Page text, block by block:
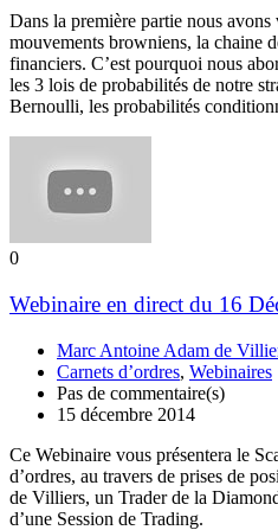
Dans la première partie nous
mouvements browniens, la chaine
financiers. C’est pourquoi nous
les 3 lois de probabilités de notre
Bernoulli, les probabilités
0
Webinaire en direct du 16
Marc Antoine Adam de
Carnets d’ordres, Webinaires
Pas de commentaire(s)
15 décembre 2014
Ce Webinaire vous présentera le
d’ordres, au travers de prises de
de Villiers, un Trader de la
d’une Session de Trading.